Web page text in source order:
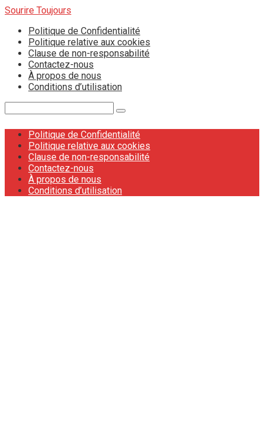
Skip
content
Sourire Toujours
Politique de Confidentialité
Politique relative aux cookies
Clause de non-responsabilité
Contactez-nous
À propos de nous
Conditions d’utilisation
Politique de Confidentialité
Politique relative aux cookies
Clause de non-responsabilité
Contactez-nous
À propos de nous
Conditions d’utilisation